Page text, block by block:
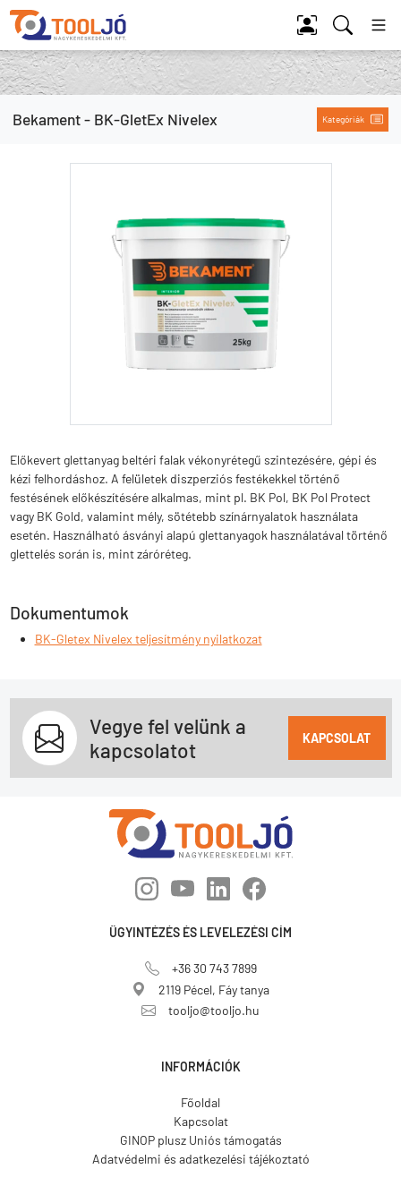
Tool Jó
Bekament - BK-GletEx Nivelex Kategóriák
Előkevert glettanyag beltéri falak vékonyrétegű szintezésére, gépi és
kézi felhordáshoz. A felületek diszperziós festékekkel történő
festésének előkészítésére alkalmas, mint pl. BK Pol, BK Pol Protect
vagy BK Gold, valamint mély, sötétebb színárnyalatok használata
esetén. Használható ásványi alapú glettanyagok használatával történő
glettelés során is, mint záróréteg.
Dokumentumok
BK-Gletex Nivelex teljesítmény nyilatkozat
Vegye fel velünk a
kapcsolatot
KAPCSOLAT
ÜGYINTÉZÉS ÉS LEVELEZÉSI CÍM
+36 30 743 7899
2119 Pécel, Fáy tanya
tooljo@tooljo.hu
INFORMÁCIÓK
Főoldal
Kapcsolat
GINOP plusz Uniós támogatás
Adatvédelmi és adatkezelési tájékoztató